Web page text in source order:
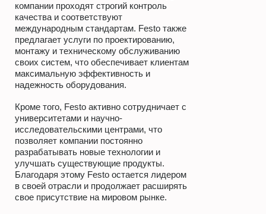
компании проходят строгий контроль
качества и соответствуют
международным стандартам. Festo также
предлагает услуги по проектированию,
монтажу и техническому обслуживанию
своих систем, что обеспечивает клиентам
максимальную эффективность и
надежность оборудования.
Кроме того, Festo активно сотрудничает с
университетами и научно-
исследовательскими центрами, что
позволяет компании постоянно
разрабатывать новые технологии и
улучшать существующие продукты.
Благодаря этому Festo остается лидером
в своей отрасли и продолжает расширять
свое присутствие на мировом рынке.